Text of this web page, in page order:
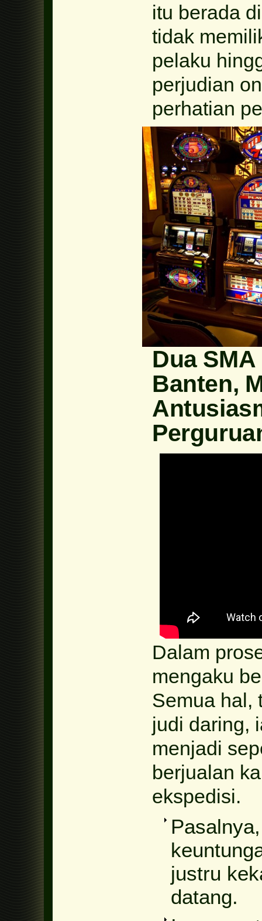
itu berada
tidak
pelaku
perjudian
perhatian
Dua
Banten,
Dalam
mengaku
Semua hal,
judi daring,
menjadi
berjualan
ekspedisi.
justru
datang.